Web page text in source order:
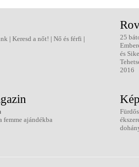
| Keresd a nőt! | Nő és férfi |
25
és
2016
femme ajándékba